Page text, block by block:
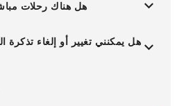
هل هناك رحلات
هل يمكنني تغيير أو إلغاء تذكرة